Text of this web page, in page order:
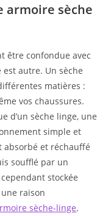
armoire sèche
être confondue avec
autre. Un sèche
matières :
vos chaussures.
d’un sèche linge, une
simple et
absorbé et réchauffé
soufflé par un
stockée
raison
sèche-linge.